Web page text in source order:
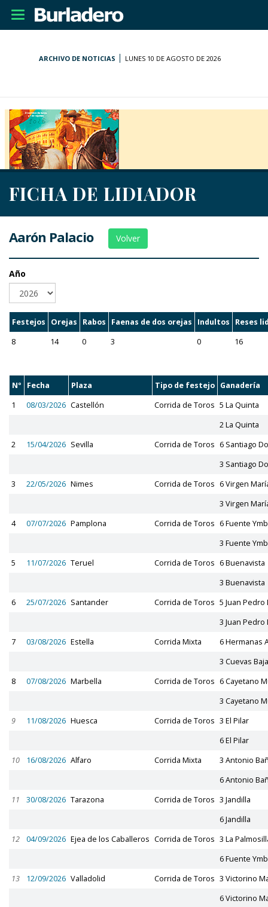
Desplegar
navegación
ARCHIVO DE NOTICIAS LUNES 10 DE AGOSTO DE 2026
FICHA DE LIDIADOR
Aarón Palacio Volver
Año
Festejos Orejas Rabos Faenas de dos orejas Indultos
Reses
8
14 0 3 0 16
Nº Fecha Plaza Tipo de festejo Ganadería
1
08/03/2026 Castellón Corrida de Toros 5 La Quinta
2 La Quinta
2
15/04/2026 Sevilla Corrida de Toros 6 Santiago
3 Santiago
3
22/05/2026 Nimes Corrida de Toros 6 Virgen
3 Virgen
4
07/07/2026 Pamplona Corrida de Toros 6 Fuente
3 Fuente
5
11/07/2026 Teruel Corrida de Toros 6 Buenavista
3 Buenavista
6
25/07/2026 Santander Corrida de Toros 5 Juan Pedro
3 Juan Pedro
7
03/08/2026 Estella Corrida Mixta
6 Hermanas
3 Cuevas
8
07/08/2026 Marbella Corrida de Toros 6 Cayetano
3 Cayetano
9
11/08/2026 Huesca Corrida de Toros 3 El Pilar
6 El Pilar
10
16/08/2026 Alfaro Corrida Mixta
3 Antonio
6 Antonio
11
30/08/2026 Tarazona Corrida de Toros 3 Jandilla
6 Jandilla
12
04/09/2026 Ejea de los Caballeros Corrida de Toros 3 La
6 Fuente
13
12/09/2026 Valladolid Corrida de Toros 3 Victorino
6 Victorino